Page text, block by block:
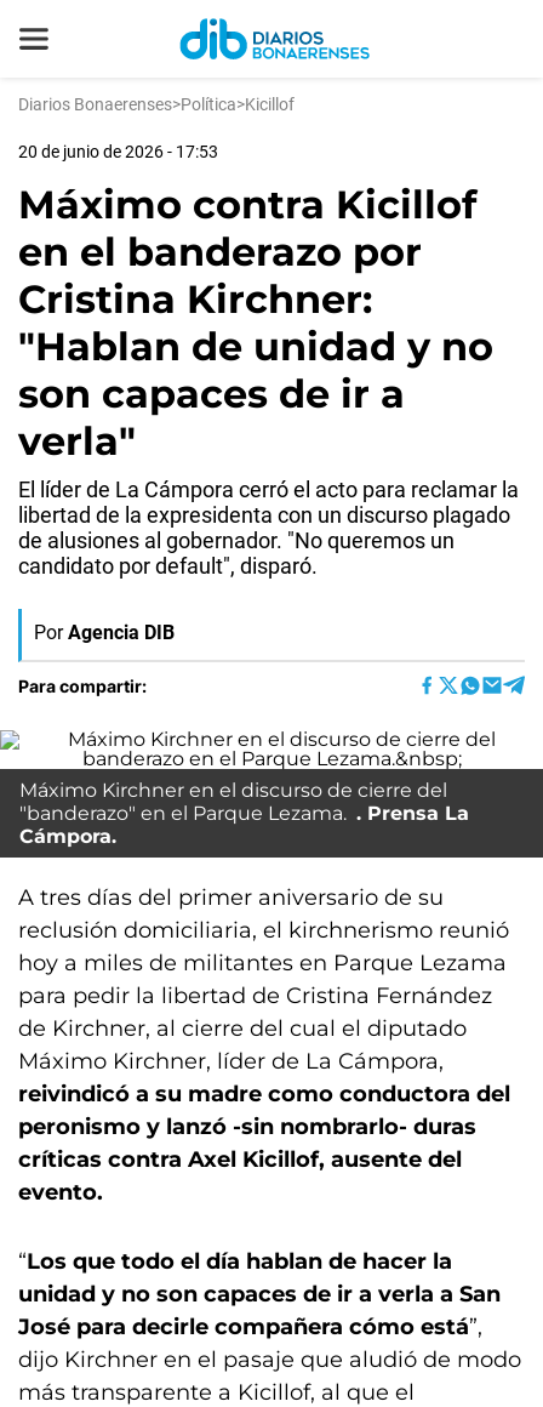
Diarios Bonaerenses>Política>Kicillof
20 de junio de 2026 - 17:53
Máximo contra Kicillof
en el banderazo por
Cristina Kirchner:
"Hablan de unidad y no
son capaces de ir a
verla"
El líder de La Cámpora cerró el acto para reclamar la
libertad de la expresidenta con un discurso plagado
de alusiones al gobernador. "No queremos un
candidato por default", disparó.
Por Agencia DIB
Para compartir:
Máximo Kirchner en el discurso de cierre del
"banderazo" en el Parque Lezama.
Prensa La
Cámpora.
A tres días del primer aniversario de su
reclusión domiciliaria, el kirchnerismo reunió
hoy a miles de militantes en Parque Lezama
para pedir la libertad de Cristina Fernández
de Kirchner, al cierre del cual el diputado
Máximo Kirchner, líder de La Cámpora,
reivindicó a su madre como conductora del
peronismo y lanzó -sin nombrarlo- duras
críticas contra Axel Kicillof, ausente del
evento.
“Los que todo el día hablan de hacer la
unidad y no son capaces de ir a verla a San
José para decirle compañera cómo está”,
dijo Kirchner en el pasaje que aludió de modo
más transparente a Kicillof, al que el